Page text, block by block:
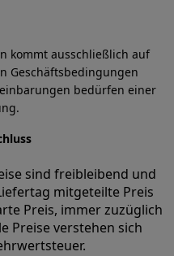
kommt ausschließlich auf
Geschäftsbedingungen
bedürfen einer
sind freibleibend und
mitgeteilte Preis
Preis, immer zuzüglich
Preise verstehen sich